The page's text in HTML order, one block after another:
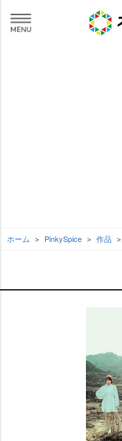
ホーム PinkySpice 作品